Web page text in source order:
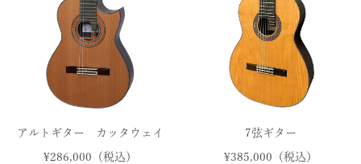
アルトギター カッタウェイ
¥286,000（税込）
7弦ギター
¥385,000（税込）